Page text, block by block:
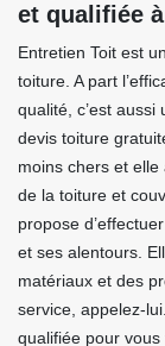
et qualifiée
Entretien Toit est
toiture. A part
qualité, c’est
devis toiture
moins chers et
de la toiture et
propose
et ses alentours.
matériaux et des
service, appelez-
qualifiée pour